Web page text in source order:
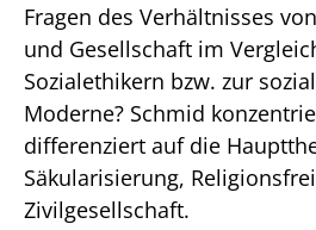
Fragen des Verhältnisses
und Gesellschaft im
Sozialethikern bzw. zur
Moderne? Schmid
differenziert auf die
Säkularisierung,
Zivilgesellschaft.